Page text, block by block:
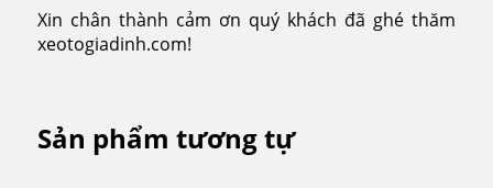
Xin chân thành cảm ơn quý khách đã ghé thăm
xeotogiadinh.com!
Sản phẩm tương tự